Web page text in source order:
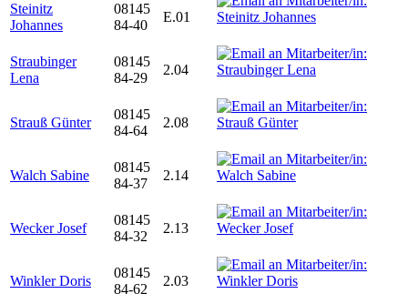
Steinitz
Johannes
08145
84-40
E.01
Straubinger
Lena
08145
84-29
2.04
Strauß Günter
08145
84-64
2.08
Walch Sabine
08145
84-37
2.14
Wecker Josef
08145
84-32
2.13
Winkler Doris
08145
84-62
2.03